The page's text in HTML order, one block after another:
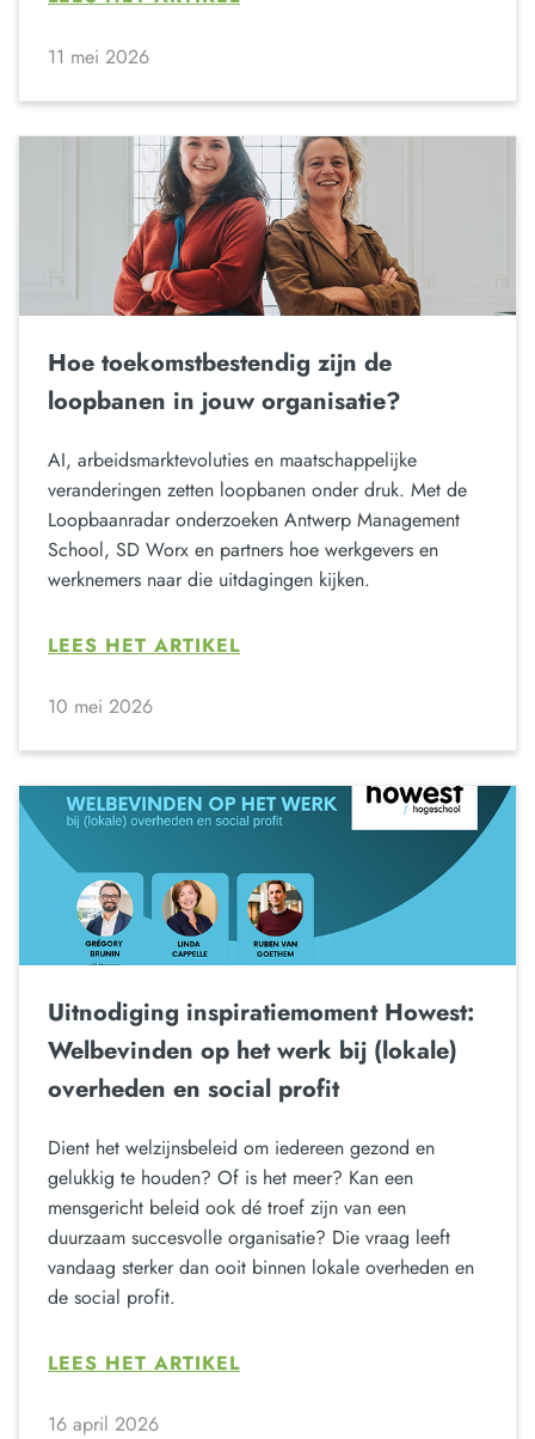
11 mei 2026
Hoe toekomstbestendig zijn de
loopbanen in jouw organisatie?
AI, arbeidsmarktevoluties en maatschappelijke
veranderingen zetten loopbanen onder druk. Met de
Loopbaanradar onderzoeken Antwerp Management
School, SD Worx en partners hoe werkgevers en
werknemers naar die uitdagingen kijken.
LEES HET ARTIKEL
10 mei 2026
Uitnodiging inspiratiemoment Howest:
Welbevinden op het werk bij (lokale)
overheden en social profit
Dient het welzijnsbeleid om iedereen gezond en
gelukkig te houden? Of is het meer? Kan een
mensgericht beleid ook dé troef zijn van een
duurzaam succesvolle organisatie? Die vraag leeft
vandaag sterker dan ooit binnen lokale overheden en
de social profit.
LEES HET ARTIKEL
16 april 2026